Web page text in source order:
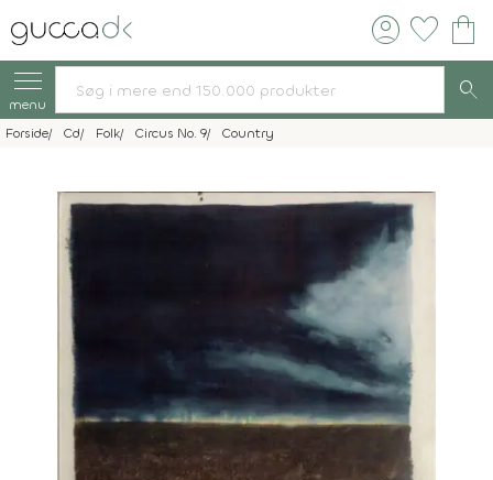
account_circle favorite shopping_bag
menu search
Forside Cd Folk Circus No. 9 Country